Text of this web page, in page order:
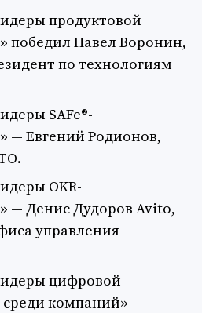
продуктовой
победил Павел Воронин,
по технологиям
SAFe®-
— Евгений Родионов,
OKR-
— Денис Дудоров Avito,
управления
цифровой
компаний» —